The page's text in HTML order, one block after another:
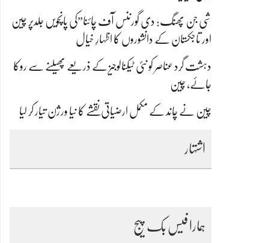
شی جن پھنگ: دی گورننس آف چائنا”کی پانچویں جلدپر چین
اور تاجکستان کے دانشوروں کا اظہارِ خیال
دہشت گرد عناصر کو نئی ٹیکنالوجیز کے ذریعے پھیلنے سے روکا
جائے، چین
چین نے چاند کے مکمل ارضیاتی نقشے کا نیا ورژن تیار کر لیا
اشتہار
ہمارا فیس بک پیج